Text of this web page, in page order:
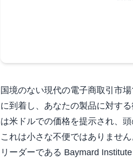
国境のない現代の電子商取引市
に到着し、あなたの製品に対す
は米ドルでの価格を提示され、
これは小さな不便ではありませ
リーダーである Baymard